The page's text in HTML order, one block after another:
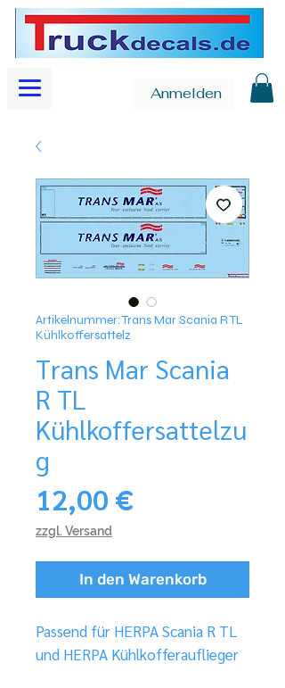
Anmelden
Artikelnummer: Trans Mar Scania R TL
Kühlkoffersattelz
Trans Mar Scania
R TL
Kühlkoffersattelzu
g
12,00 €Preis
zzgl. Versand
In den Warenkorb
Passend für HERPA Scania R TL
und HERPA Kühlkofferauflieger